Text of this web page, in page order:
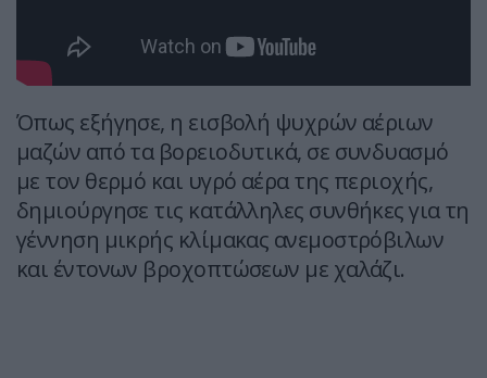
Όπως εξήγησε, η εισβολή ψυχρών αέριων
μαζών από τα βορειοδυτικά, σε συνδυασμό
με τον θερμό και υγρό αέρα της περιοχής,
δημιούργησε τις κατάλληλες συνθήκες για τη
γέννηση μικρής κλίμακας ανεμοστρόβιλων
και έντονων βροχοπτώσεων με χαλάζι.